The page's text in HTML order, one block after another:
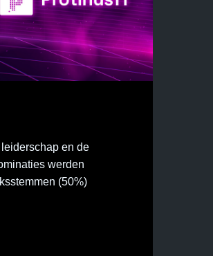
en de
werden
(50%)